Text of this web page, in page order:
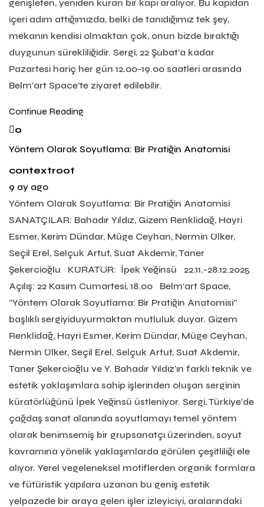
genişleten, yeniden kuran bir kapı aralıyor. Bu kapıdan
içeri adım attığımızda, belki de tanıdığımız tek şey,
mekanın kendisi olmaktan çok, onun bizde bıraktığı
duygunun sürekliliğidir. Sergi, 22 Şubat’a kadar
Pazartesi hariç her gün 12.00-19.00 saatleri arasında
Belm’art Space’te ziyaret edilebilir.
Continue Reading
0
Yöntem Olarak Soyutlama: Bir Pratiğin Anatomisi
contextroot
9 ay ago
Yöntem Olarak Soyutlama: Bir Pratiğin Anatomisi
SANATÇILAR: Bahadır Yıldız, Gizem Renklidağ, Hayri
Esmer, Kerim Dündar, Müge Ceyhan, Nermin Ülker,
Seçil Erel, Selçuk Artut, Suat Akdemir, Taner
Şekercioğlu KÜRATÖR: İpek Yeğinsü 22.11.-28.12.2025
Açılış: 22 Kasım Cumartesi, 18.00 Belm’art Space,
“Yöntem Olarak Soyutlama: Bir Pratiğin Anatomisi”
başlıklı sergiyiduyurmaktan mutluluk duyar. Gizem
Renklidağ, Hayri Esmer, Kerim Dündar, Müge Ceyhan,
Nermin Ülker, Seçil Erel, Selçuk Artut, Suat Akdemir,
Taner Şekercioğlu ve Y. Bahadır Yıldız’ın farklı teknik ve
estetik yaklaşımlara sahip işlerinden oluşan serginin
küratörlüğünü İpek Yeğinsü üstleniyor. Sergi, Türkiye’de
çağdaş sanat alanında soyutlamayı temel yöntem
olarak benimsemiş bir grupsanatçı üzerinden, soyut
kavramına yönelik yaklaşımlarda görülen çeşitliliği ele
alıyor. Yerel vegeleneksel motiflerden organik formlara
ve fütüristik yapılara uzanan bu geniş estetik
yelpazede bir araya gelen işler izleyiciyi, aralarındaki